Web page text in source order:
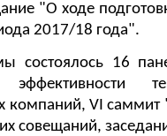
"О ходе
2017/18 года".
состоялось 16
эффективности
компаний, VI
совещаний,